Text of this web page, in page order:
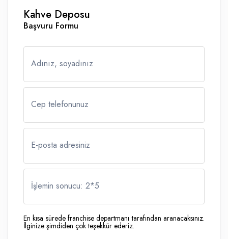
Kahve Deposu
Başvuru Formu
Adınız, soyadınız
Cep telefonunuz
E-posta adresiniz
İşlemin sonucu: 2*5
En kısa sürede franchise departmanı tarafından aranacaksınız.
İlginize şimdiden çok teşekkür ederiz.